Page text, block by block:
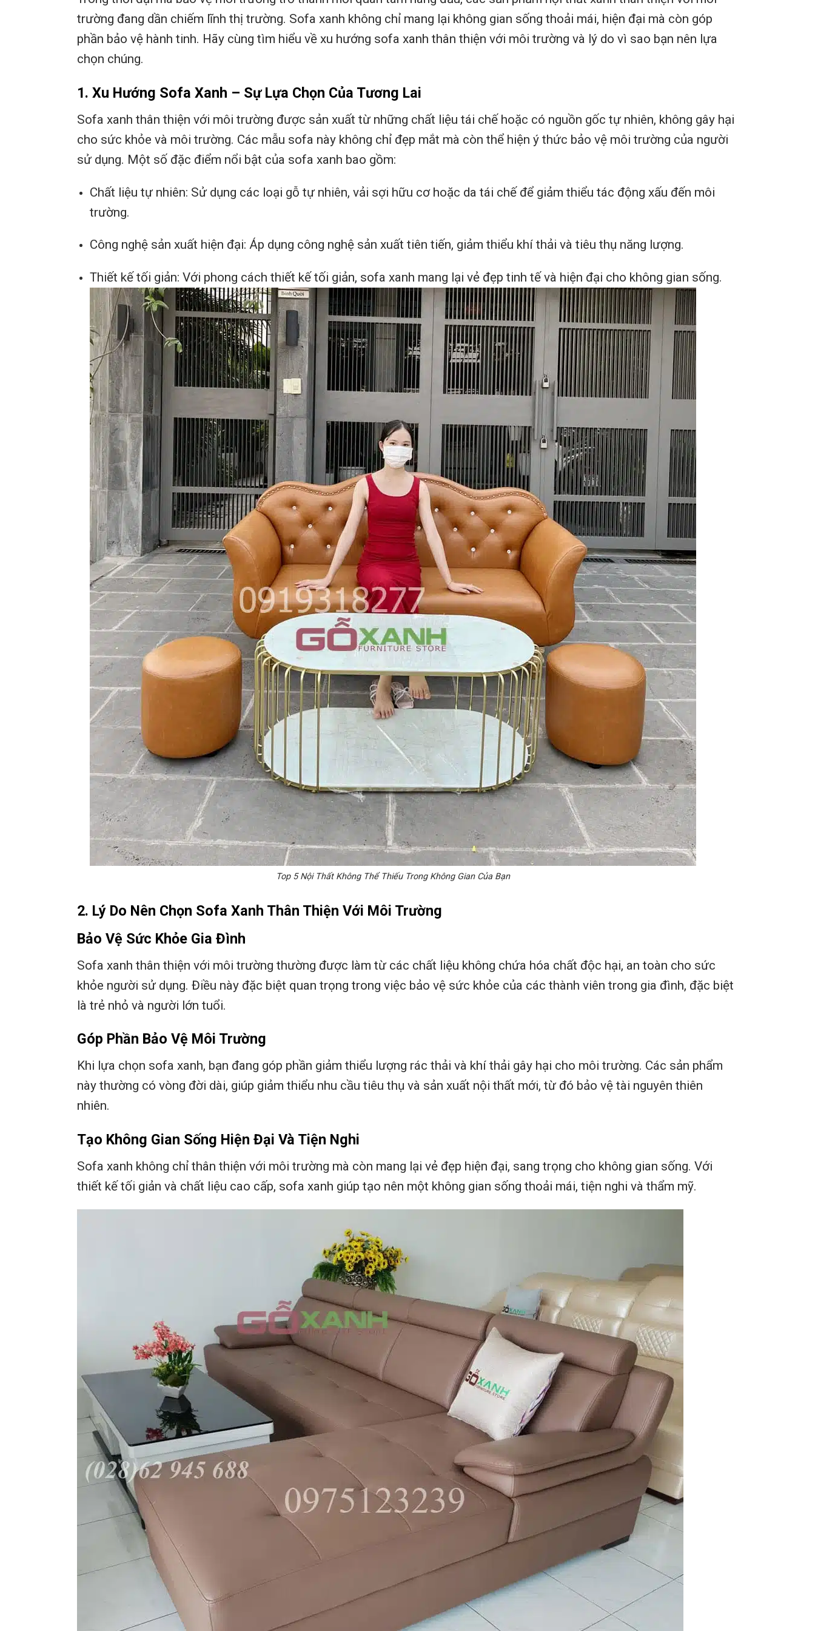
trường đang dần chiếm lĩnh thị trường. Sofa xanh không chỉ mang lại không gian sống thoải mái, hiện đại mà còn góp
phần bảo vệ hành tinh. Hãy cùng tìm hiểu về xu hướng sofa xanh thân thiện với môi trường và lý do vì sao bạn nên lựa
chọn chúng.
1. Xu Hướng Sofa Xanh – Sự Lựa Chọn Của Tương Lai
Sofa xanh thân thiện với môi trường được sản xuất từ những chất liệu tái chế hoặc có nguồn gốc tự nhiên, không gây hại
cho sức khỏe và môi trường. Các mẫu sofa này không chỉ đẹp mắt mà còn thể hiện ý thức bảo vệ môi trường của người
sử dụng. Một số đặc điểm nổi bật của sofa xanh bao gồm:
Chất liệu tự nhiên: Sử dụng các loại gỗ tự nhiên, vải sợi hữu cơ hoặc da tái chế để giảm thiểu tác động xấu đến môi
trường.
Công nghệ sản xuất hiện đại: Áp dụng công nghệ sản xuất tiên tiến, giảm thiểu khí thải và tiêu thụ năng lượng.
Thiết kế tối giản: Với phong cách thiết kế tối giản, sofa xanh mang lại vẻ đẹp tinh tế và hiện đại cho không gian sống.
Top 5 Nội Thất Không Thể Thiếu Trong Không Gian Của Bạn
2. Lý Do Nên Chọn Sofa Xanh Thân Thiện Với Môi Trường
Bảo Vệ Sức Khỏe Gia Đình
Sofa xanh thân thiện với môi trường thường được làm từ các chất liệu không chứa hóa chất độc hại, an toàn cho sức
khỏe người sử dụng. Điều này đặc biệt quan trọng trong việc bảo vệ sức khỏe của các thành viên trong gia đình, đặc biệt
là trẻ nhỏ và người lớn tuổi.
Góp Phần Bảo Vệ Môi Trường
Khi lựa chọn sofa xanh, bạn đang góp phần giảm thiểu lượng rác thải và khí thải gây hại cho môi trường. Các sản phẩm
này thường có vòng đời dài, giúp giảm thiểu nhu cầu tiêu thụ và sản xuất nội thất mới, từ đó bảo vệ tài nguyên thiên
nhiên.
Tạo Không Gian Sống Hiện Đại Và Tiện Nghi
Sofa xanh không chỉ thân thiện với môi trường mà còn mang lại vẻ đẹp hiện đại, sang trọng cho không gian sống. Với
thiết kế tối giản và chất liệu cao cấp, sofa xanh giúp tạo nên một không gian sống thoải mái, tiện nghi và thẩm mỹ.